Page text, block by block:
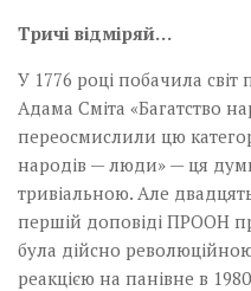
Тричі відміряй…
У 1776 році побачила світ
Адама Сміта «Багатство
переосмислили цю
народів — люди» — ця
тривіальною. Але
першій доповіді ПРООН
була дійсно
реакцією на панівне в